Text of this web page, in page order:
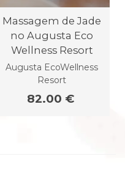
Massagem de Jade
no Augusta Eco
Wellness Resort
Augusta EcoWellness
Resort
82.00 €